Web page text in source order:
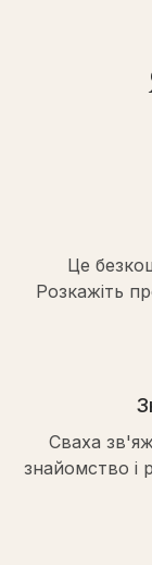
Це
Розкажіть
Сваха
знайомство і